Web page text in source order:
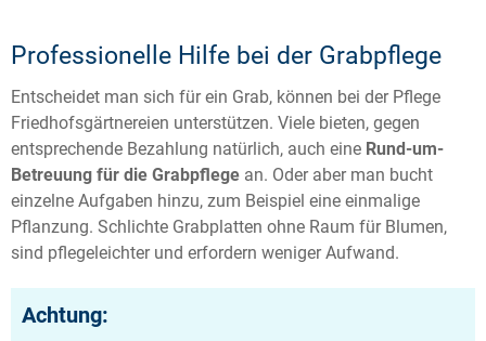
Professionelle Hilfe bei der Grabpflege
Entscheidet man sich für ein Grab, können bei der Pflege
Friedhofsgärtnereien unterstützen. Viele bieten, gegen
entsprechende Bezahlung natürlich, auch eine Rund-um-
Betreuung für die Grabpflege an. Oder aber man bucht
einzelne Aufgaben hinzu, zum Beispiel eine einmalige
Pflanzung. Schlichte Grabplatten ohne Raum für Blumen,
sind pflegeleichter und erfordern weniger Aufwand.
Achtung: